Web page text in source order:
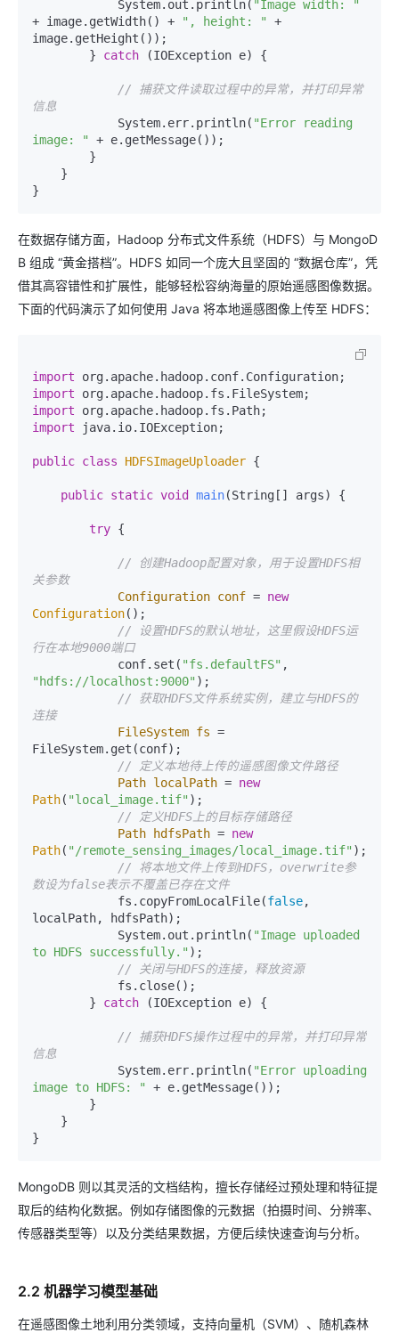
            System.out.println(
"Image width: "
+ image.getWidth() +
", height: "
+
image.getHeight());
        }
catch (IOException e) {
// 捕获文件读取过程中的异常，并打印异常
信息
            System.err.println(
"Error reading
image: "
+ e.getMessage());
在数据存储方面，Hadoop 分布式文件系统（HDFS）与 MongoD
B 组成 “黄金搭档”。HDFS 如同一个庞大且坚固的 “数据仓库”，凭
借其高容错性和扩展性，能够轻松容纳海量的原始遥感图像数据。
下面的代码演示了如何使用 Java 将本地遥感图像上传至 HDFS：
import
import
import
import java.io.IOException;
public class HDFSImageUploader {
public static void main(String[] args) {
try {
// 创建Hadoop配置对象，用于设置HDFS相
关参数
Configuration conf = new
Configuration();
// 设置HDFS的默认地址，这里假设HDFS运
行在本地9000端口
            conf.set(
"fs.defaultFS"
"hdfs://localhost:9000" );
// 获取HDFS文件系统实例，建立与HDFS的
连接
FileSystem fs =
FileSystem.get(conf);
// 定义本地待上传的遥感图像文件路径
Path localPath = new
Path( "local_image.tif" );
// 定义HDFS上的目标存储路径
Path
hdfsPath = new
Path( "/remote_sensing_images/local_image.tif" );
// 将本地文件上传到HDFS，overwrite参
数设为false表示不覆盖已存在文件
            fs.copyFromLocalFile(
false,
localPath, hdfsPath);
            System.out.println(
"Image uploaded
to HDFS successfully." );
// 关闭与HDFS的连接，释放资源
        }
catch (IOException e) {
// 捕获HDFS操作过程中的异常，并打印异常
信息
            System.err.println(
"Error uploading
image to HDFS: "
+ e.getMessage());
MongoDB 则以其灵活的文档结构，擅长存储经过预处理和特征提
取后的结构化数据。例如存储图像的元数据（拍摄时间、分辨率、
传感器类型等）以及分类结果数据，方便后续快速查询与分析。
2.2 机器学习模型基础
在遥感图像土地利用分类领域，支持向量机（SVM）、随机森林